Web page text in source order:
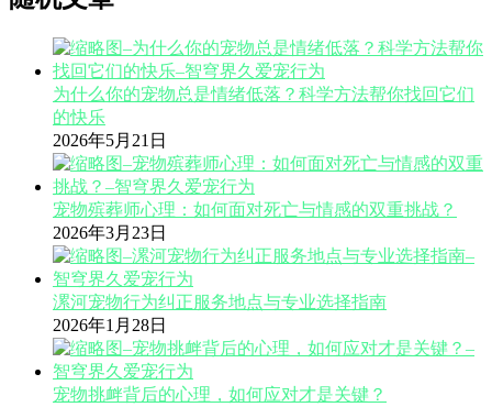
为什么你的宠物总是情绪低落？科学方法帮你找回它们
的快乐
2026年5月21日
宠物殡葬师心理：如何面对死亡与情感的双重挑战？
2026年3月23日
漯河宠物行为纠正服务地点与专业选择指南
2026年1月28日
宠物挑衅背后的心理，如何应对才是关键？